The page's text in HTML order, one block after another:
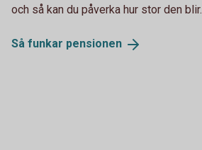
och så kan du påverka hur stor den blir.
Så funkar pensionen